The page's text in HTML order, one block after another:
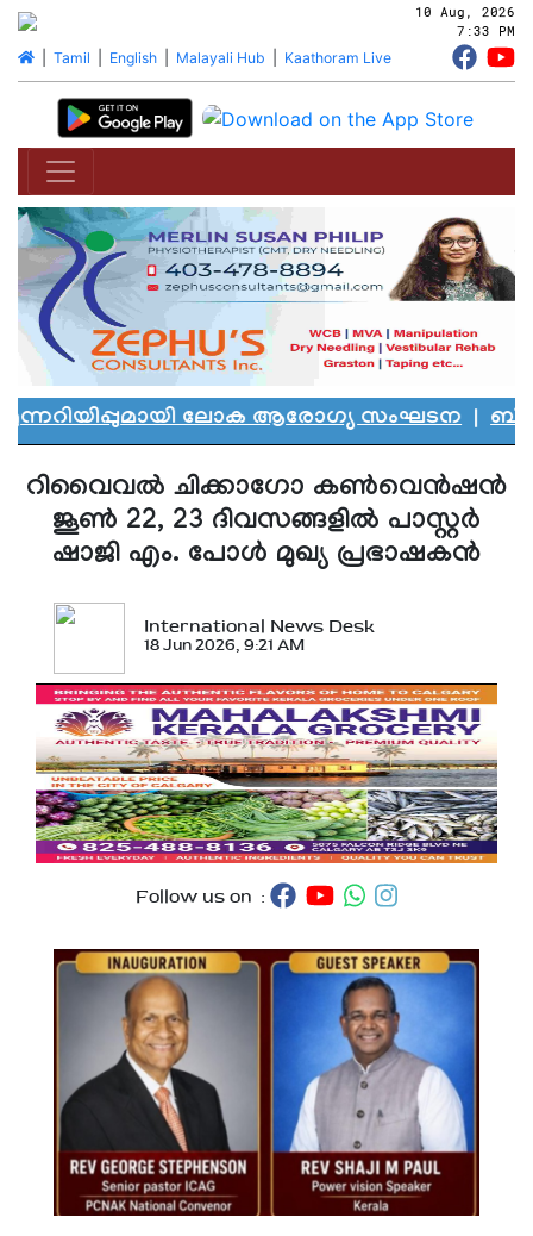
10 Aug, 2026
7:33 PM
| Tamil English| Malayali Hub Kaathoram Live
ലോക ആരോഗ്യ സംഘടന|
റിവൈവല്‍ ചിക്കാഗോ കണ്‍വെന്‍ഷന്‍
ജൂണ്‍ 22, 23 ദിവസങ്ങളില്‍ പാസ്റ്റര്‍
ഷാജി എം. പോള്‍ മുഖ്യ പ്രഭാഷകന്‍
International News Desk
18 Jun 2026, 9:21 AM
Follow us on :